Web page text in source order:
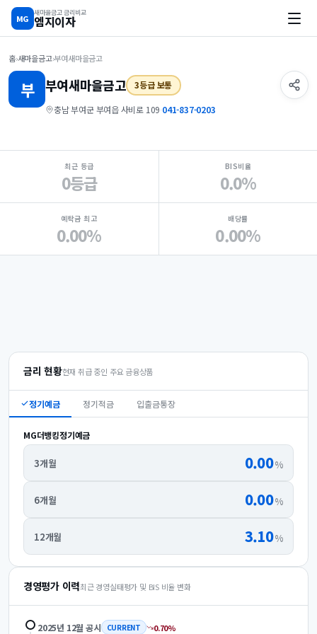
MG
새마을금고 금리비교
엠지이자
홈›새마을금고›부여새마을금고
부 부여새마을금고 3등급 보통
충남 부여군 부여읍 사비로 109·041-837-0203
지점 핵심 지표 요약
최근 등급
0등급
BIS비율
0.0%
예탁금 최고
0.00%
배당률
0.00%
금리 현황현재 취급 중인 주요 금융상품
정기예금 정기적금 입출금통장
MG더뱅킹정기예금
3개월 0.00%
6개월 0.00%
12개월 3.10%
경영평가 이력최근 경영실태평가 및 BIS 비율 변화
2025년 12월 공시 CURRENT 0.70%